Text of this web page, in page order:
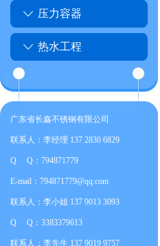
压力容器
热水工程
广东省长鑫不锈钢有限公司
联系人：李经理 137 2830 6829
Q Q：794871779
E-mail：794871779@qq.com
联系人：李小姐 137 9013 3093
Q Q：3383379613
联系人：李先生 137 9019 9757